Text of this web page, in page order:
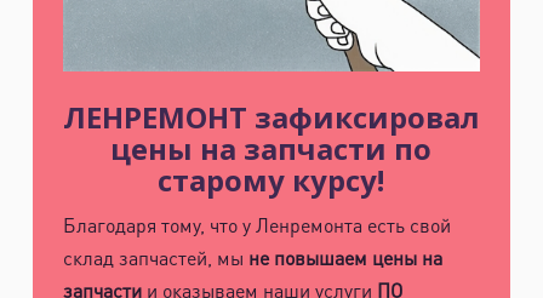
ЛЕНРЕМОНТ зафиксировал
цены на запчасти по
старому курсу!
Благодаря тому, что у Ленремонта есть свой
склад запчастей, мы не повышаем цены на
запчастии оказываем наши услуги ПО